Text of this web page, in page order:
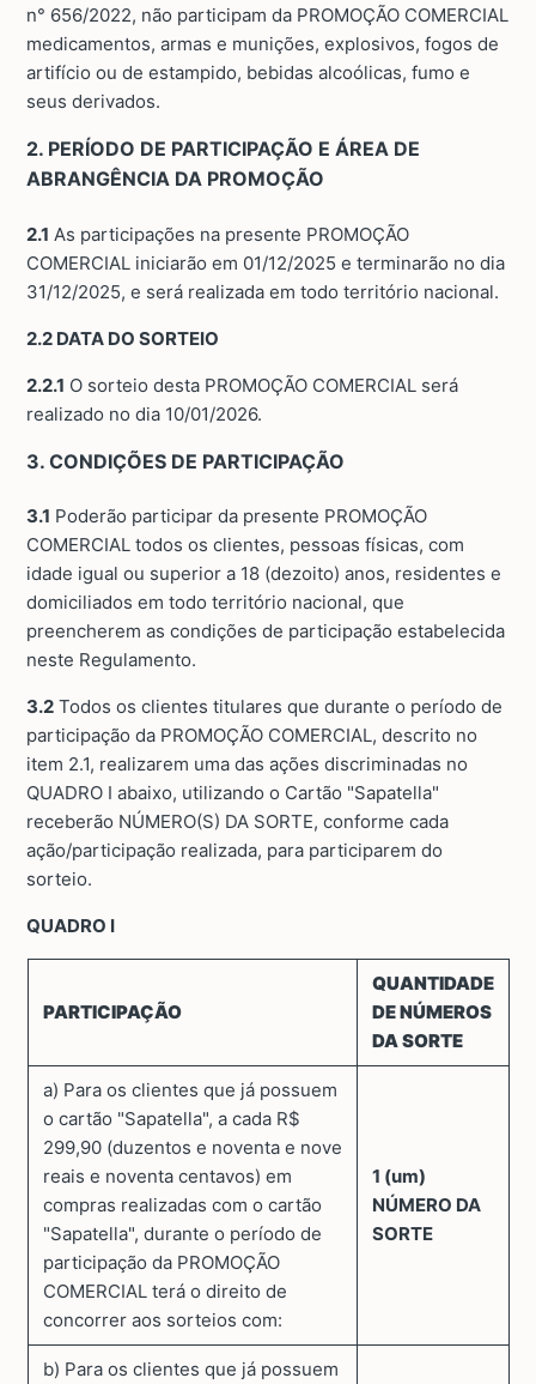
n° 656/2022, não participam da PROMOÇÃO COMERCIAL
medicamentos, armas e munições, explosivos, fogos de
artifício ou de estampido, bebidas alcoólicas, fumo e
seus derivados.
2. PERÍODO DE PARTICIPAÇÃO E ÁREA DE
ABRANGÊNCIA DA PROMOÇÃO
2.1 As participações na presente PROMOÇÃO
COMERCIAL iniciarão em 01/12/2025 e terminarão no dia
31/12/2025, e será realizada em todo território nacional.
2.2 DATA DO SORTEIO
2.2.1 O sorteio desta PROMOÇÃO COMERCIAL será
realizado no dia 10/01/2026.
3. CONDIÇÕES DE PARTICIPAÇÃO
3.1 Poderão participar da presente PROMOÇÃO
COMERCIAL todos os clientes, pessoas físicas, com
idade igual ou superior a 18 (dezoito) anos, residentes e
domiciliados em todo território nacional, que
preencherem as condições de participação estabelecida
neste Regulamento.
3.2 Todos os clientes titulares que durante o período de
participação da PROMOÇÃO COMERCIAL, descrito no
item 2.1, realizarem uma das ações discriminadas no
QUADRO I abaixo, utilizando o Cartão "Sapatella"
receberão NÚMERO(S) DA SORTE, conforme cada
ação/participação realizada, para participarem do
sorteio.
QUADRO I
PARTICIPAÇÃO
QUANTIDADE
DE NÚMEROS
DA SORTE
a) Para os clientes que já possuem
o cartão "Sapatella", a cada R$
299,90 (duzentos e noventa e nove
reais e noventa centavos) em
compras realizadas com o cartão
"Sapatella", durante o período de
participação da PROMOÇÃO
COMERCIAL terá o direito de
concorrer aos sorteios com:
1 (um)
NÚMERO DA
SORTE
b) Para os clientes que já possuem